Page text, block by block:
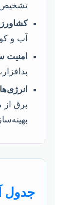
تشخیص
آب و
امنیت
برق از
جدول